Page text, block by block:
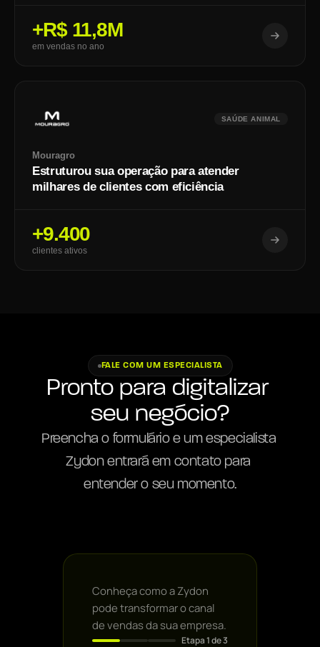
+R$ 11,8M
em vendas no ano
SAÚDE ANIMAL
Mouragro
Estruturou sua operação para atender
milhares de clientes com eficiência
+9.400
clientes ativos
FALE COM UM ESPECIALISTA
Pronto para digitalizar
seu negócio?
Preencha o formulário e um especialista
Zydon entrará em contato para
entender o seu momento.
Conheça como a Zydon
pode transformar o canal
de vendas da sua empresa.
Etapa1de 3